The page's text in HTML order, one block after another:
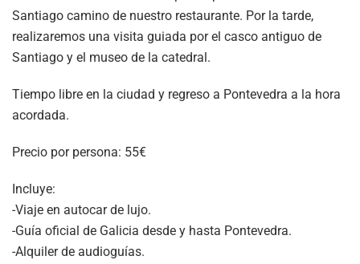
Santiago camino de nuestro restaurante. Por la tarde,
realizaremos una visita guiada por el casco antiguo de
Santiago y el museo de la catedral.
Tiempo libre en la ciudad y regreso a Pontevedra a la hora
acordada.
Precio por persona: 55€
Incluye:
-Viaje en autocar de lujo.
-Guía oficial de Galicia desde y hasta Pontevedra.
-Alquiler de audioguías.